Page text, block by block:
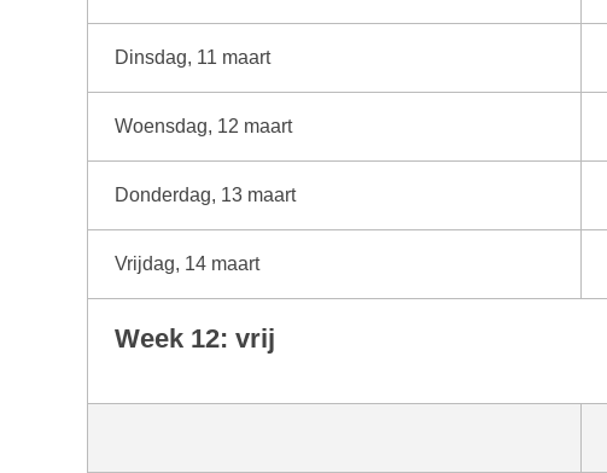
Dinsdag, 11 maart
Woensdag, 12 maart
Donderdag, 13 maart
Vrijdag, 14 maart
Week 12: vrij